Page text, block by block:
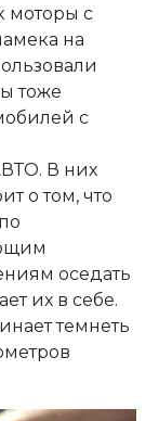
моторы с
на
тоже
с
В них
о том, что
оседать
их в себе.
темнеть